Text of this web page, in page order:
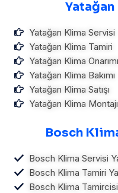
Yatağan Klima Servisi
Yatağan Klima Tamiri
Yatağan Klima Onarımı
Yatağan Klima Bakımı
Yatağan Klima Satışı
Yatağan Klima Montajı
Bosch
Bosch Klima Servisi
Bosch Klima Tamiri
Bosch Klima